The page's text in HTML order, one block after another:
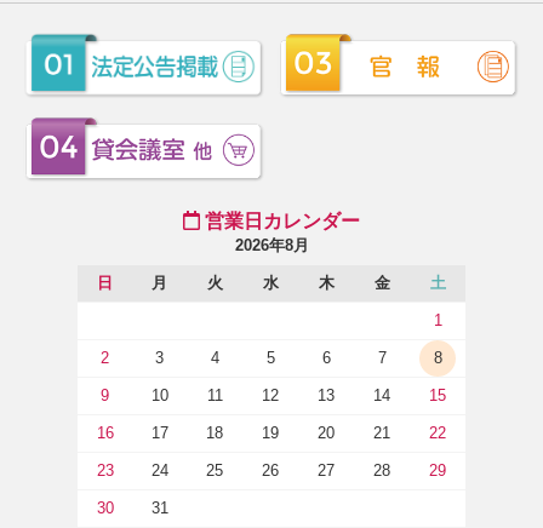
営業日カレンダー
2026年8月
日 月 火 水 木 金 土
1
2 3 4 5 6 7 8
9 10 11 12 13 14 15
16 17 18 19 20 21 22
23 24 25 26 27 28 29
30 31